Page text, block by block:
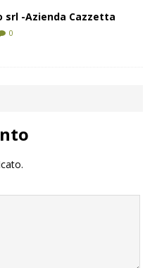
srl -Azienda Cazzetta
0